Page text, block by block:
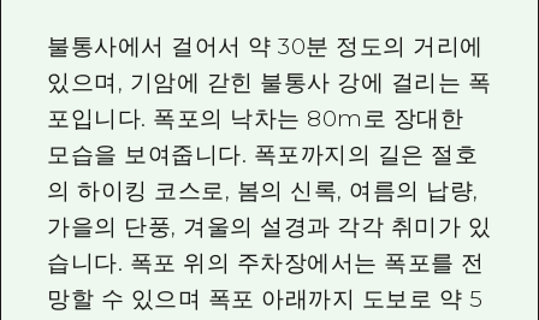
불통사에서 걸어서 약 30분 정도의 거리에
있으며, 기암에 갇힌 불통사 강에 걸리는 폭
포입니다. 폭포의 낙차는 80m로 장대한
모습을 보여줍니다. 폭포까지의 길은 절호
의 하이킹 코스로, 봄의 신록, 여름의 납량,
가을의 단풍, 겨울의 설경과 각각 취미가 있
습니다. 폭포 위의 주차장에서는 폭포를 전
망할 수 있으며 폭포 아래까지 도보로 약 5